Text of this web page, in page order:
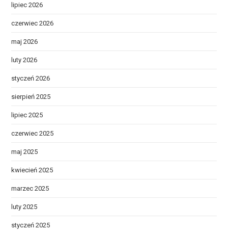
lipiec 2026
czerwiec 2026
maj 2026
luty 2026
styczeń 2026
sierpień 2025
lipiec 2025
czerwiec 2025
maj 2025
kwiecień 2025
marzec 2025
luty 2025
styczeń 2025